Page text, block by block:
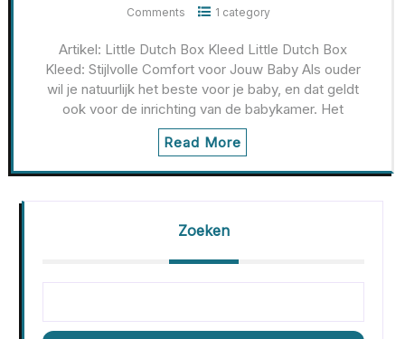
Comments
1 category
Artikel: Little Dutch Box Kleed Little Dutch Box
Kleed: Stijlvolle Comfort voor Jouw Baby Als ouder
wil je natuurlijk het beste voor je baby, en dat geldt
ook voor de inrichting van de babykamer. Het
Read More
Zoeken